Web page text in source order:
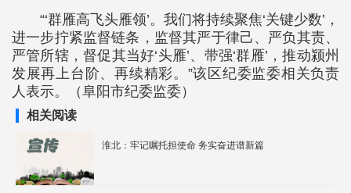
“‘群雁高飞头雁领’。我们将持续聚焦‘关键少数’，
进一步拧紧监督链条，监督其严于律己、严负其责、
严管所辖，督促其当好‘头雁’、带强‘群雁’，推动颍州
发展再上台阶、再续精彩。”该区纪委监委相关负责
人表示。（阜阳市纪委监委）
相关阅读
淮北：牢记嘱托担使命 务实奋进谱新篇